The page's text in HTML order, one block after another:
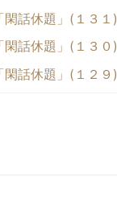
話休題」(１３１)
話休題」(１３０)
話休題」(１２９)